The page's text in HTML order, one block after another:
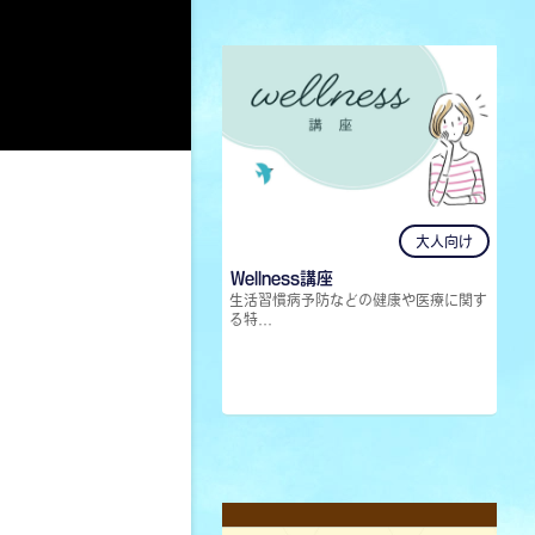
大人向け
Wellness講座
生活習慣病予防などの健康や医療に関す
る特...